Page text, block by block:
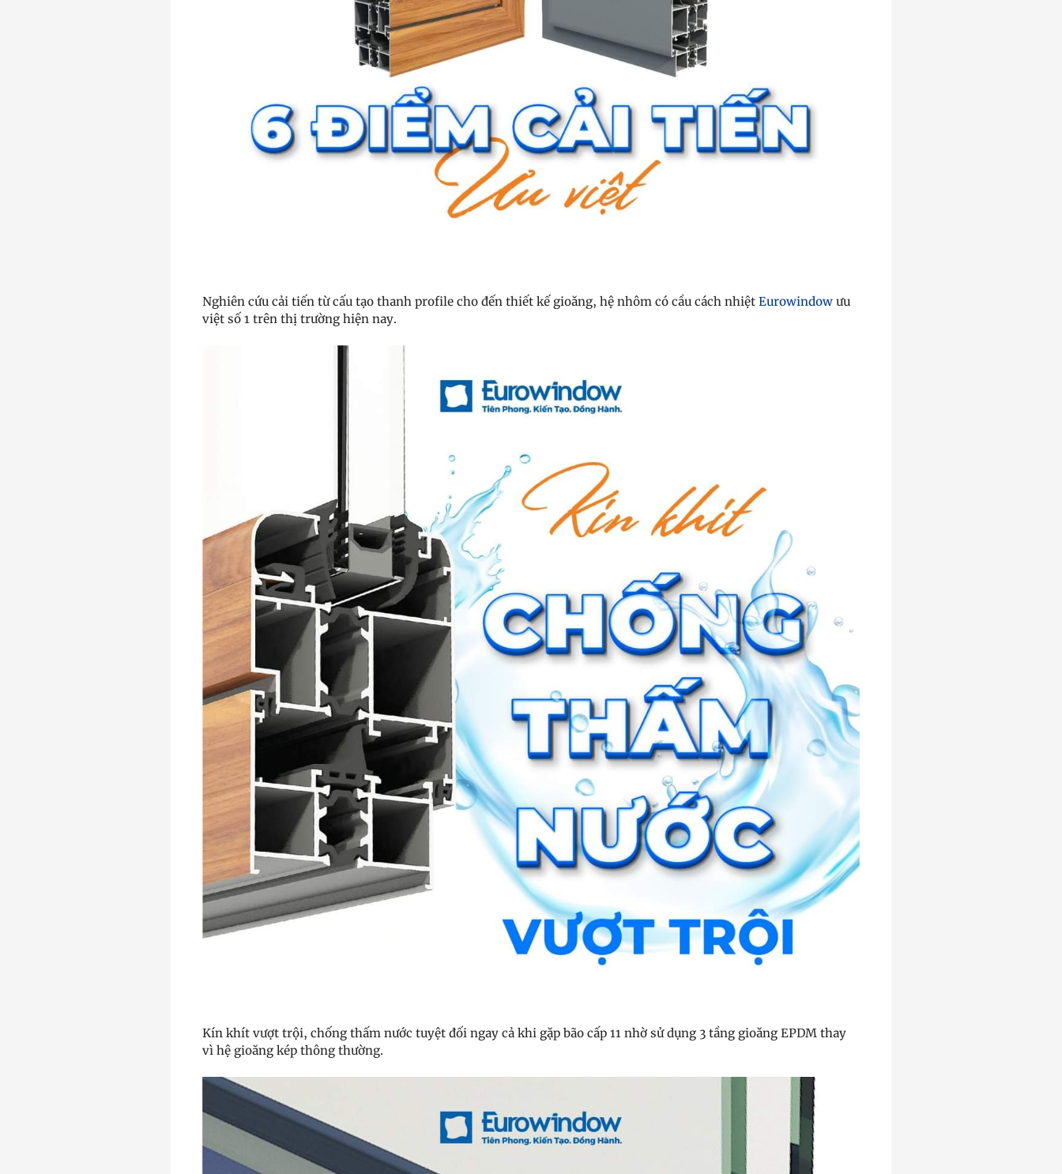
Nghiên cứu cải tiến từ cấu tạo thanh profile cho đến thiết kế gioăng, hệ nhôm có cầu cách nhiệt Eurowindow ưu
việt số 1 trên thị trường hiện nay.
Kín khít vượt trội, chống thấm nước tuyệt đối ngay cả khi gặp bão cấp 11 nhờ sử dụng 3 tầng gioăng EPDM thay
vì hệ gioăng kép thông thường.